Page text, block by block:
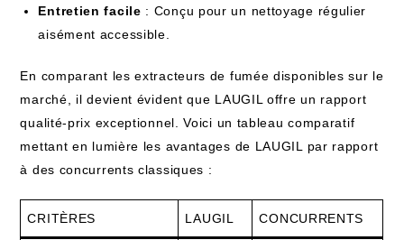
Entretien facile : Conçu pour un nettoyage régulier
aisément accessible.
En comparant les extracteurs de fumée disponibles sur le
marché, il devient évident que LAUGIL offre un rapport
qualité-prix exceptionnel. Voici un tableau comparatif
mettant en lumière les avantages de LAUGIL par rapport
à des concurrents classiques :
CRITÈRES LAUGIL CONCURRENTS